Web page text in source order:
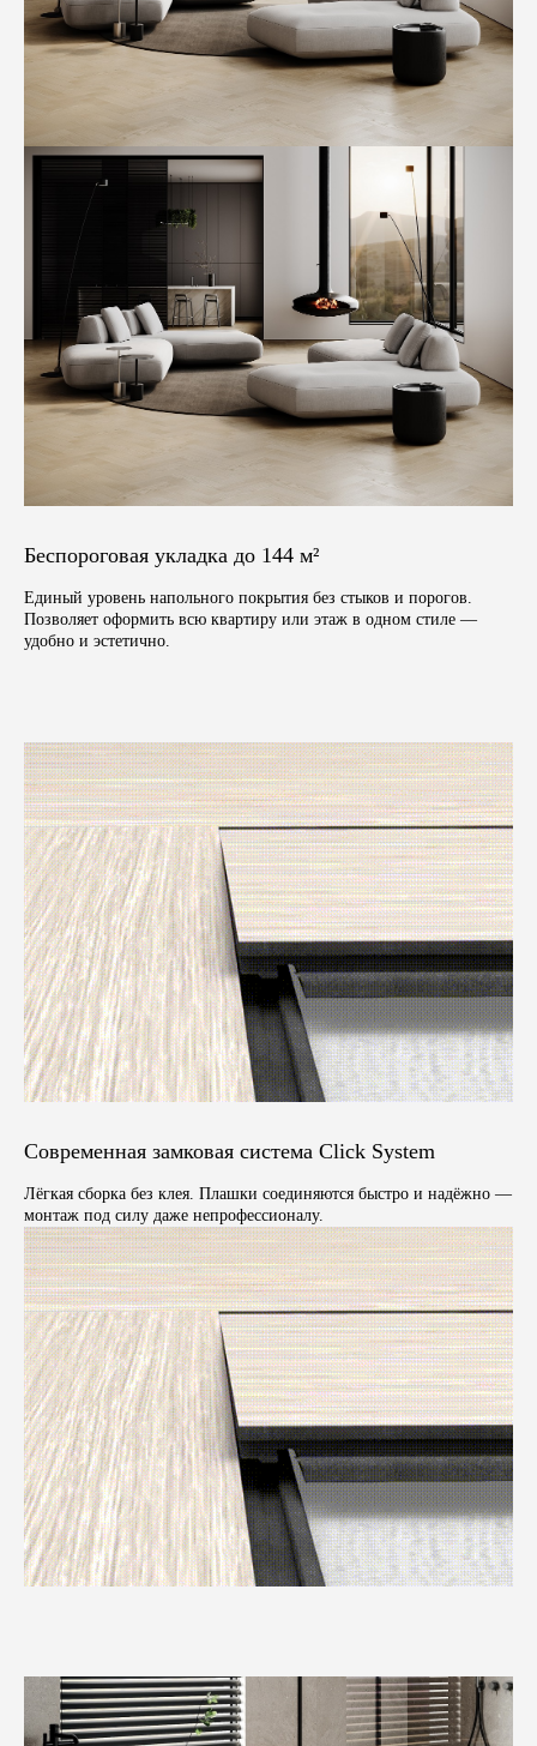
Беспороговая укладка до 144 м²
Единый уровень напольного покрытия без стыков и порогов.
Позволяет оформить всю квартиру или этаж в одном стиле —
удобно и эстетично.
Современная замковая система Click System
Лёгкая сборка без клея. Плашки соединяются быстро и надёжно —
монтаж под силу даже непрофессионалу.
интерьера профессионалам
Просто оставьте свой номер телефона,
а мы поможем с выбором, с учётом ваших
пожеланий